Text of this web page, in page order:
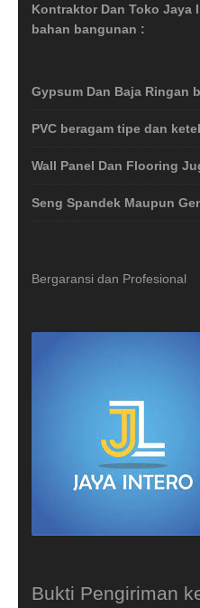
Kontraktor Dan Toko Jaya
bahan bangunan :
Gypsum Dan Baja Ringan
PVC beragam tipe dan
Wall Panel Dan Flooring
Seng Spandek Maupun
Bergaransi dan Profesional
Bukti Pengiriman